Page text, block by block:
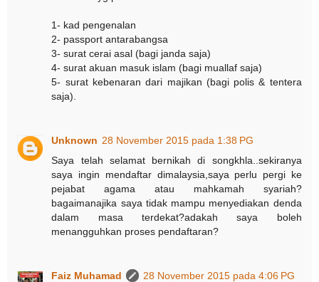
1- kad pengenalan
2- passport antarabangsa
3- surat cerai asal (bagi janda saja)
4- surat akuan masuk islam (bagi muallaf saja)
5- surat kebenaran dari majikan (bagi polis & tentera
saja).
Unknown 28 November 2015 pada 1:38 PG
Saya telah selamat bernikah di songkhla..sekiranya
saya ingin mendaftar dimalaysia,saya perlu pergi ke
pejabat agama atau mahkamah syariah?
bagaimanajika saya tidak mampu menyediakan denda
dalam masa terdekat?adakah saya boleh
menangguhkan proses pendaftaran?
Faiz Muhamad
28 November 2015 pada 4:06 PG